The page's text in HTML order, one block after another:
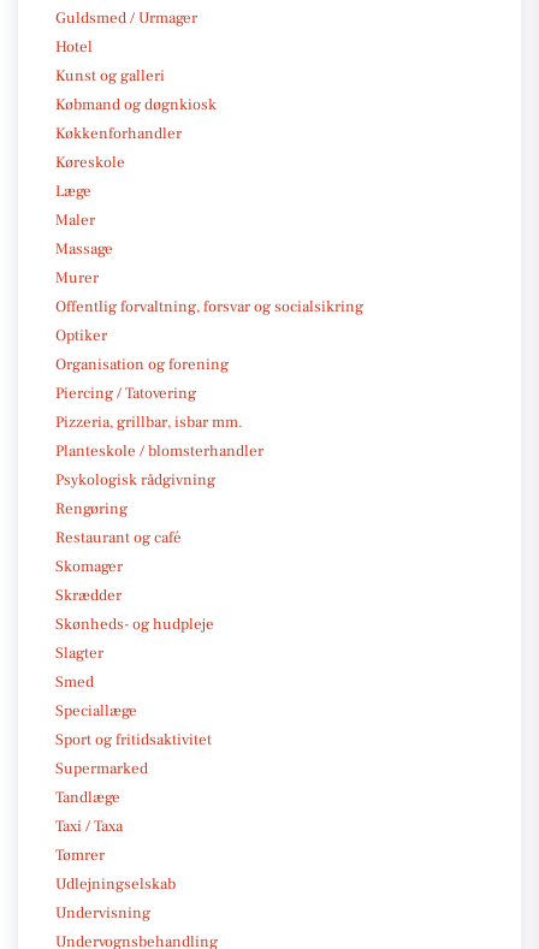
Guldsmed / Urmager
Hotel
Kunst og galleri
Købmand og døgnkiosk
Køkkenforhandler
Køreskole
Læge
Maler
Massage
Murer
Offentlig forvaltning, forsvar og socialsikring
Optiker
Organisation og forening
Piercing / Tatovering
Pizzeria, grillbar, isbar mm.
Planteskole / blomsterhandler
Psykologisk rådgivning
Rengøring
Restaurant og café
Skomager
Skrædder
Skønheds- og hudpleje
Slagter
Smed
Speciallæge
Sport og fritidsaktivitet
Supermarked
Tandlæge
Taxi / Taxa
Tømrer
Udlejningselskab
Undervisning
Undervognsbehandling